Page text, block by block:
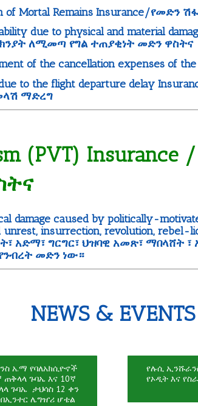
of Mortal Remains Insurance/
due to physical and material
ለሚመጣ የግል ተጠያቂነት መድን ዋስትና
of the cancellation expenses
due to the flight departure delay
ማድረግ
(PVT) Insurance
damage caused by politically-
unrest, insurrection, revolution, rebel-
አድማ፣ ግርግር፣ ህዝባዊ አመጽ፣ ማበላሸት ፣
መድን ነው።
NEWS & EVENTS
አ.ማ የባለአክሲዮኖች
ጠቅላላ ጉባኤ እና 10ኛ
ጉባኤ ታህሳስ 12 ቀን
በኢንተር ሌግዠሪ ሆቴል
የሉሲ
የኦዲት እና